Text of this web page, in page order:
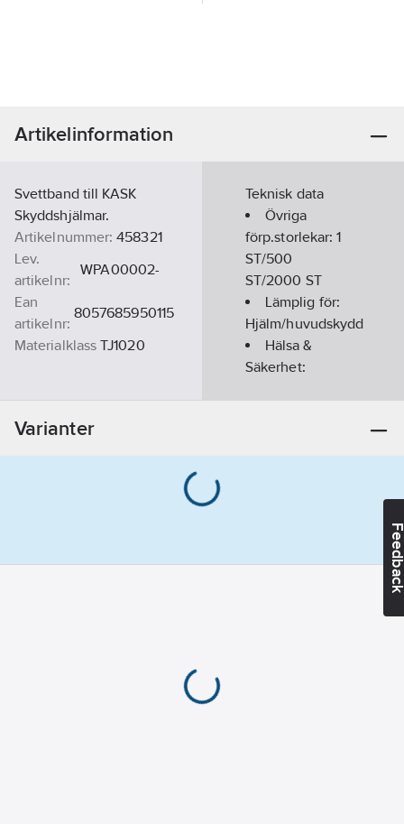
Artikelinformation
Svettband till KASK
Skyddshjälmar.
Artikelnummer: 458321
Lev.
artikelnr:
WPA00002-
Ean
artikelnr:
8057685950115
Materialklass TJ1020
Teknisk data
Övriga
förp.storlekar:1
ST/500
ST/2000 ST
Lämplig för:
Hjälm/huvudskydd
Hälsa &
Säkerhet:
Ja
tillbehör/reservdel:
Varianter